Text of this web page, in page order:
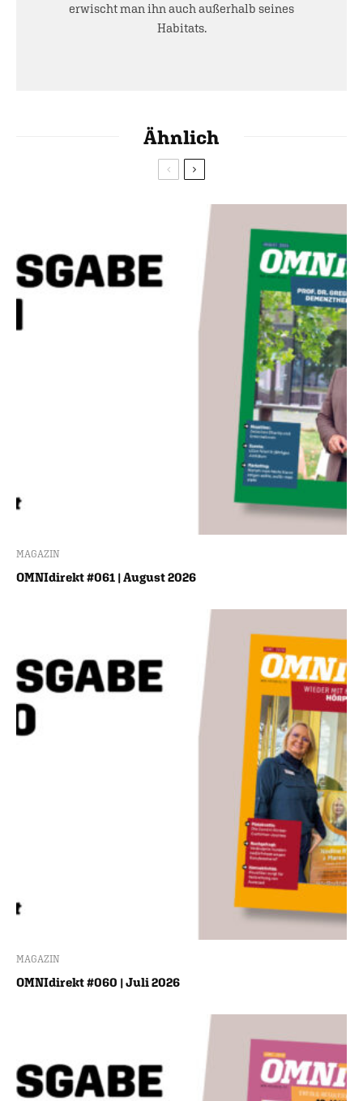
erwischt man ihn auch außerhalb seines
Habitats.
Ähnlich
MAGAZIN
OMNIdirekt #061 | August 2026
MAGAZIN
OMNIdirekt #060 | Juli 2026